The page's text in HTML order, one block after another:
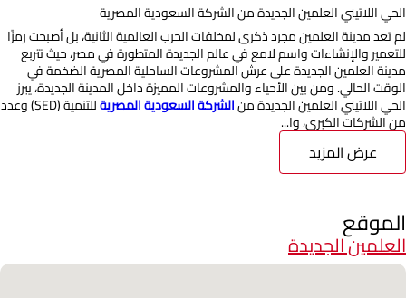
الحي اللاتيني العلمين الجديدة من الشركة السعودية المصرية
لم تعد مدينة العلمين مجرد ذكرى لمخلفات الحرب العالمية الثانية، بل أصبحت رمزًا
للتعمير والإنشاءات واسم لامع في عالم الجديدة المتطورة في مصر، حيث تتربع
مدينة العلمين الجديدة على عرش المشروعات الساحلية المصرية الضخمة في
الوقت الحالي. ومن بين الأحياء والمشروعات المميزة داخل المدينة الجديدة، يبرز
الحي اللاتيني العلمين الجديدة منالشركة السعودية المصرية للتنمية (SED) وعدد
من الشركات الكبرى، وا...
عرض المزيد
الموقع
العلمين الجديدة